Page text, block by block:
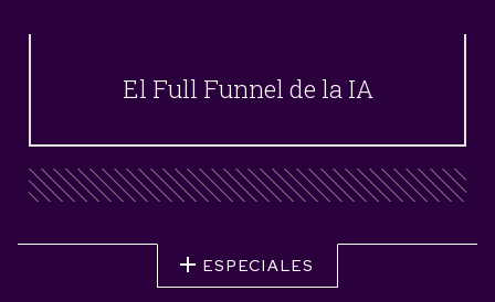
El Full Funnel de la IA
ESPECIALES